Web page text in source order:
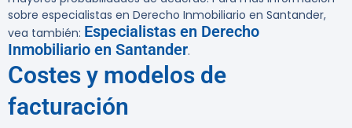
sobre especialistas en Derecho Inmobiliario en Santander,
vea también: Especialistas en Derecho
Inmobiliario en Santander.
Costes y modelos de
facturación